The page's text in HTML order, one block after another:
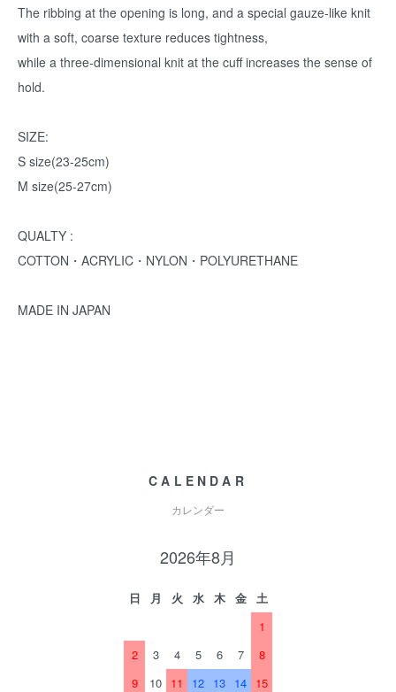
The ribbing at the opening is long, and a special gauze-like knit
with a soft, coarse texture reduces tightness,
while a three-dimensional knit at the cuff increases the sense of
hold.
SIZE:
S size(23-25cm)
M size(25-27cm)
QUALTY :
COTTON・ACRYLIC・NYLON・POLYURETHANE
MADE IN JAPAN
CALENDAR
カレンダー
2026年8月
日 月 火 水 木 金
土
1
2
3 4 5 6 7
8
9
10 11 12 13 14 15